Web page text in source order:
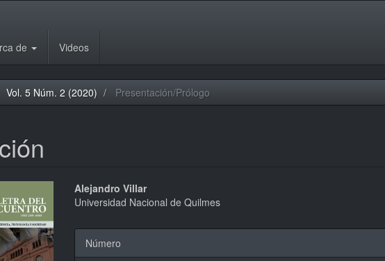
de Videos
Vol. 5 Núm. 2 (2020) Presentación/Prólogo
Contenido
principal
del
Alejandro Villar
Universidad Nacional de Quilmes
Detalles
Número